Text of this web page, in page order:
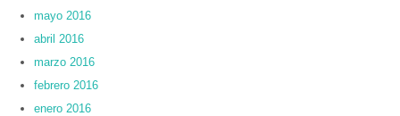
mayo 2016
abril 2016
marzo 2016
febrero 2016
enero 2016